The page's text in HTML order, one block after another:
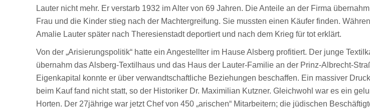
Lauter nicht mehr. Er verstarb 1932 im Alter von 69 Jahren. Die Anteile an der Firma
Frau und die Kinder stieg nach der Machtergreifung. Sie mussten einen Käufer finden.
Amalie Lauter später nach Theresienstadt deportiert und nach dem Krieg für tot erklärt.
Von der „Arisierungspolitik“ hatte ein Angestellter im Hause Alsberg profitiert. Der junge
übernahm das Alsberg-Textilhaus und das Haus der Lauter-Familie an der Prinz-Albrecht-
Eigenkapital konnte er über verwandtschaftliche Beziehungen beschaffen. Ein massiver
beim Kauf fand nicht statt, so der Historiker Dr. Maximilian Kutzner. Gleichwohl war es ein
Horten. Der 27jährige war jetzt Chef von 450 „arischen“ Mitarbeitern; die jüdischen